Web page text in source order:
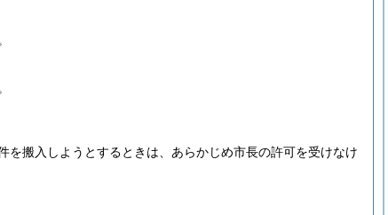
搬入しようとするときは、あらかじめ市長の許可を受けなけ